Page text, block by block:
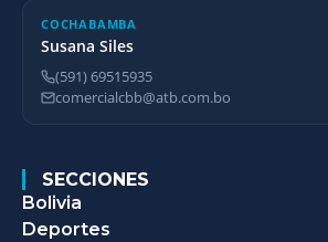
COCHABAMBA
Susana Siles
(591) 69515935
comercialcbb@atb.com.bo
SECCIONES
Bolivia
Deportes